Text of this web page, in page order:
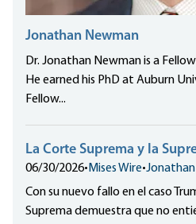
Jonathan Newman
Dr. Jonathan Newman is a
He earned his PhD at Auburn
Fellow...
La Corte Suprema y la
06/30/2026•Mises Wire•
Con su nuevo fallo en el caso
Suprema demuestra que no